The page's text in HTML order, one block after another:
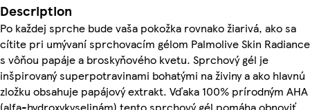
Description
Po každej sprche bude vaša pokožka rovnako žiarivá, ako sa
cítite pri umývaní sprchovacím gélom Palmolive Skin Radiance
s vôňou papáje a broskyňového kvetu. Sprchový gél je
inšpirovaný superpotravinami bohatými na živiny a ako hlavnú
zložku obsahuje papájový extrakt. Vďaka 100% prírodným AHA
(alfa-hydroxykyselinám) tento sprchový gél pomáha obnoviť